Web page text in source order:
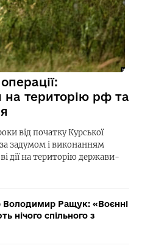
на територію рф та
від початку Курської
задумом і виконанням
дії на територію держави-
Володимир Ращук: «Воєнні
нічого спільного з